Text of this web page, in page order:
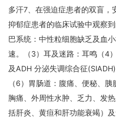
多汗7、在强迫症患者的双盲
抑郁症患者的临床试验中观察
巴系统：中性粒细胞缺乏及血
速。（3）耳及迷路：耳鸣（4
及ADH 分泌失调综合征
（6）胃肠道：腹痛、便秘、
胸痛、外周性水肿、乏力、发
括肝炎、黄疸和肝功能衰竭）